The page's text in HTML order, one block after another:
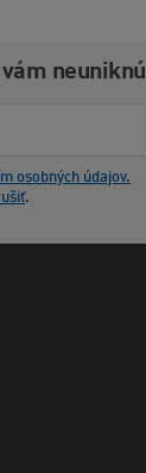
neuniknú
osobných údajov.
.